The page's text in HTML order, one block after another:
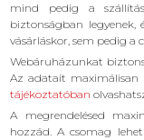
mind pedig a
biztonságban legyenek,
vásárláskor, sem pedig a
Webáruházunkat
Az adatait maximálisan
tájékoztatóban
A megrendelésed
hozzád. A csomag